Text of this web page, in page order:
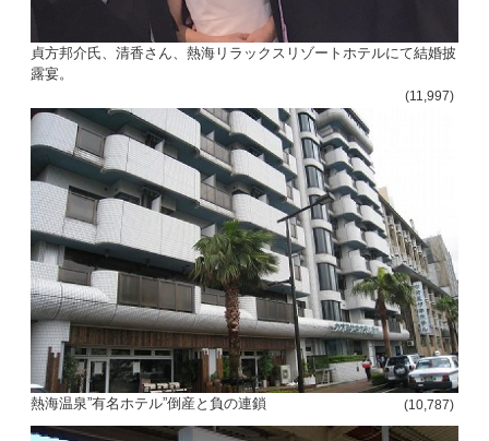
貞方邦介氏、清香さん、熱海リラックスリゾートホテルにて結婚披
露宴。
(11,997)
熱海温泉”有名ホテル”倒産と負の連鎖 (10,787)